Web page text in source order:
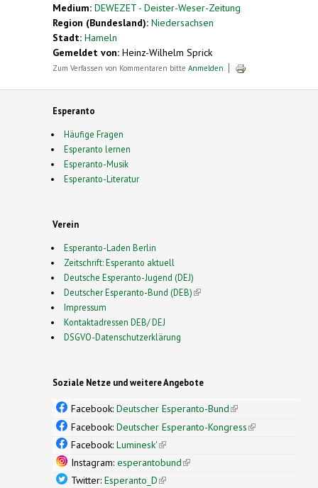
Medium: DEWEZET - Deister-Weser-Zeitung
Region (Bundesland): Niedersachsen
Stadt: Hameln
Gemeldet von: Heinz-Wilhelm Sprick
Zum Verfassen von Kommentaren bitte Anmelden
Esperanto
Häufige Fragen
Esperanto lernen
Esperanto-Musik
Esperanto-Literatur
Verein
Esperanto-Laden Berlin
Zeitschrift: Esperanto aktuell
Deutsche Esperanto-Jugend (DEJ)
Deutscher Esperanto-Bund (DEB)(link is external)
Impressum
Kontaktadressen DEB/ DEJ
DSGVO-Datenschutzerklärung
Soziale Netze und weitere Angebote
Facebook: Deutscher Esperanto-Bund(link is
external)
Facebook: Deutscher Esperanto-Kongress(link is
Facebook: Luminesk'(link is external)
Instagram: esperantobund(link is external)
Twitter: Esperanto_D(link is external)